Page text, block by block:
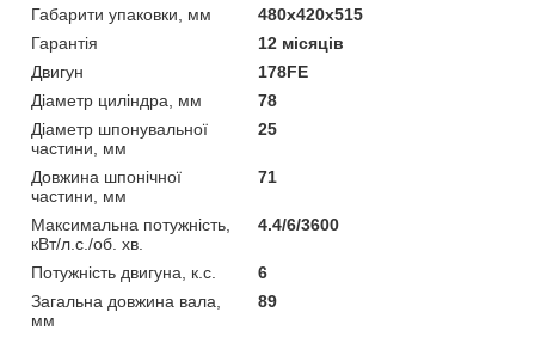
Габарити упаковки, мм
480х420х515
Гарантія
12 місяців
Двигун
178FE
Діаметр циліндра, мм
78
Діаметр шпонувальної
частини, мм
25
Довжина шпонічної
частини, мм
71
Максимальна потужність,
кВт/л.с./об. хв.
4.4/6/3600
Потужність двигуна, к.с.
6
Загальна довжина вала,
мм
89